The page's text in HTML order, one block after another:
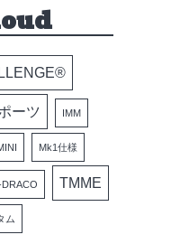
ーツ IMM
Mk1仕様
DRACO TMME
ム